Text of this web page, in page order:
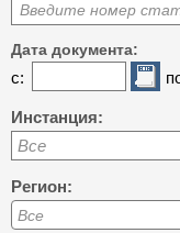
Введите номер
Дата документа:
с:
Инстанция:
Все
Регион: